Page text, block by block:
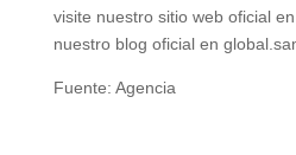
visite nuestro sitio web oficial
nuestro blog oficial en
Fuente: Agencia